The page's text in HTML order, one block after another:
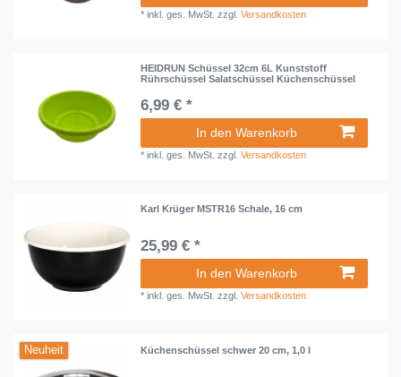
*inkl. ges. MwSt. zzgl.Versandkosten
HEIDRUN Schüssel 32cm 6L Kunststoff
Rührschüssel Salatschüssel Küchenschüssel
6,99 € *
In den Warenkorb
*inkl. ges. MwSt. zzgl.Versandkosten
Karl Krüger MSTR16 Schale, 16 cm
25,99 € *
In den Warenkorb
*inkl. ges. MwSt. zzgl.Versandkosten
Neuheit Küchenschüssel schwer 20 cm, 1,0 l